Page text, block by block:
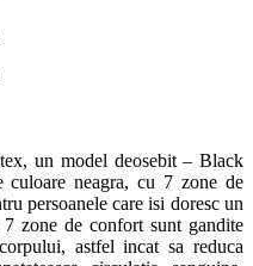
un model deosebit – Black
neagra, cu 7 zone de
persoanele care isi doresc un
zone de confort sunt gandite
astfel incat sa reduca